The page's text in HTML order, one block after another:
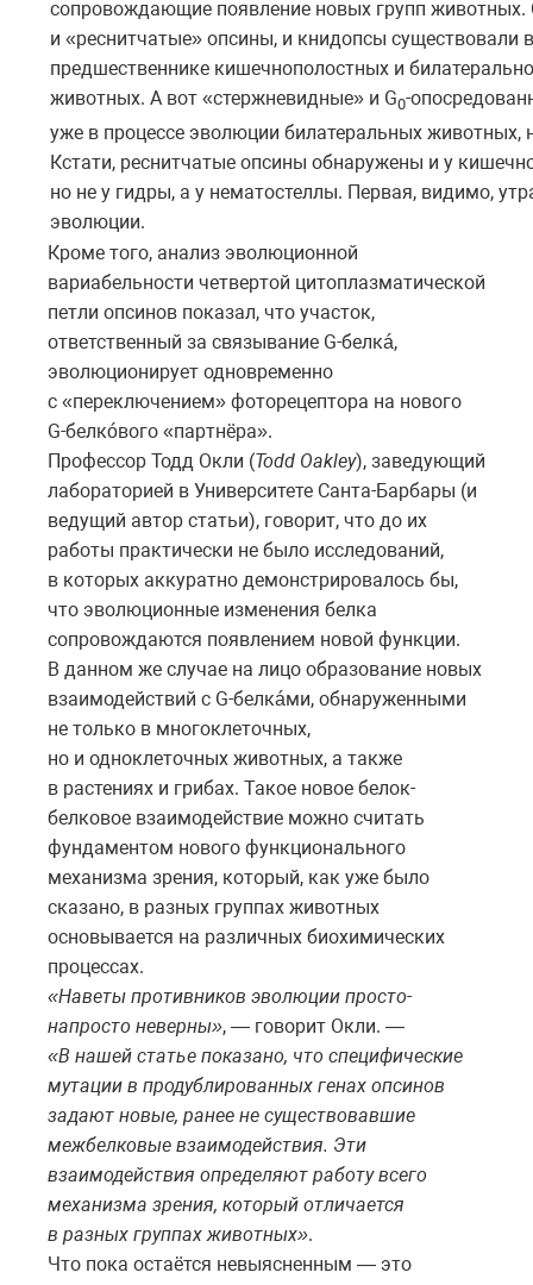
сопровождающие появление новых групп животных.
и «реснитчатые» опсины, и книдопсы существовали
предшественнике кишечнополостных и
животных. А вот «стержневидные» и G0-
уже в процессе эволюции билатеральных животных,
Кстати, реснитчатые опсины обнаружены и у
но не у гидры, а у нематостеллы. Первая, видимо,
эволюции.
Кроме того, анализ эволюционной
вариабельности четвертой цитоплазматической
петли опсинов показал, что участок,
ответственный за связывание G-белкá,
эволюционирует одновременно
с «переключением» фоторецептора на нового
G-белкóвого «партнёра».
Профессор Тодд Окли (Todd Oakley), заведующий
лабораторией в Университете Санта-Барбары (и
ведущий автор статьи), говорит, что до их
работы практически не было исследований,
в которых аккуратно демонстрировалось бы,
что эволюционные изменения белка
сопровождаются появлением новой функции.
В данном же случае на лицо образование новых
взаимодействий с G-белкáми, обнаруженными
не только в многоклеточных,
но и одноклеточных животных, а также
в растениях и грибах. Такое новое белок-
белковое взаимодействие можно считать
фундаментом нового функционального
механизма зрения, который, как уже было
сказано, в разных группах животных
основывается на различных биохимических
процессах.
«Наветы противников эволюции просто-
напросто неверны», — говорит Окли. —
«В нашей статье показано, что специфические
мутации в продублированных генах опсинов
задают новые, ранее не существовавшие
межбелковые взаимодействия. Эти
взаимодействия определяют работу всего
механизма зрения, который отличается
в разных группах животных».
Что пока остаётся невыясненным — это